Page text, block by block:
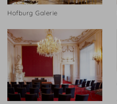
Hofburg Galerie